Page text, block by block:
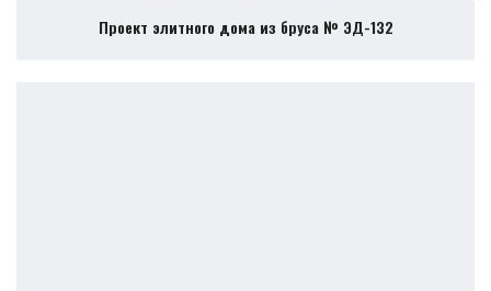
Проект элитного дома из бруса № ЭД-132